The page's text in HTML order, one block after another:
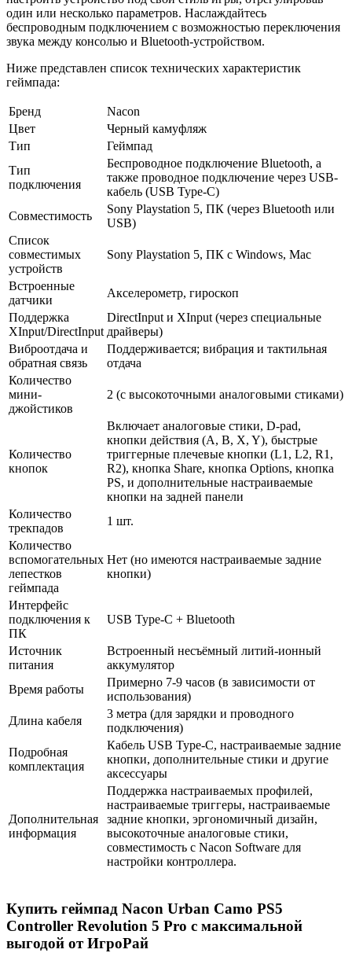
один или несколько параметров. Наслаждайтесь
беспроводным подключением с возможностью переключения
звука между консолью и Bluetooth-устройством.
Ниже представлен список технических характеристик
геймпада:
Бренд
Nacon
Цвет
Черный камуфляж
Тип
Геймпад
Тип
подключения
Беспроводное подключение Bluetooth, а
также проводное подключение через USB-
кабель (USB Type-C)
Совместимость
Sony Playstation 5, ПК (через Bluetooth или
USB)
Список
совместимых
устройств
Sony Playstation 5, ПК с Windows, Mac
Встроенные
датчики
Акселерометр, гироскоп
Поддержка
XInput/DirectInput
DirectInput и XInput (через специальные
драйверы)
Виброотдача и
обратная связь
Поддерживается; вибрация и тактильная
отдача
Количество
мини-
джойстиков
2 (с высокоточными аналоговыми стиками)
Количество
кнопок
Включает аналоговые стики, D-pad,
кнопки действия (A, B, X, Y), быстрые
триггерные плечевые кнопки (L1, L2, R1,
R2), кнопка Share, кнопка Options, кнопка
PS, и дополнительные настраиваемые
кнопки на задней панели
Количество
трекпадов
1 шт.
Количество
вспомогательных
лепестков
геймпада
Нет (но имеются настраиваемые задние
кнопки)
Интерфейс
подключения к
ПК
USB Type-C + Bluetooth
Источник
питания
Встроенный несъёмный литий-ионный
аккумулятор
Время работы
Примерно 7-9 часов (в зависимости от
использования)
Длина кабеля
3 метра (для зарядки и проводного
подключения)
Подробная
комплектация
Кабель USB Type-C, настраиваемые задние
кнопки, дополнительные стики и другие
аксессуары
Дополнительная
информация
Поддержка настраиваемых профилей,
настраиваемые триггеры, настраиваемые
задние кнопки, эргономичный дизайн,
высокоточные аналоговые стики,
совместимость с Nacon Software для
настройки контроллера.
Купить геймпад Nacon Urban Camo PS5
Controller Revolution 5 Pro с максимальной
выгодой от ИгроРай